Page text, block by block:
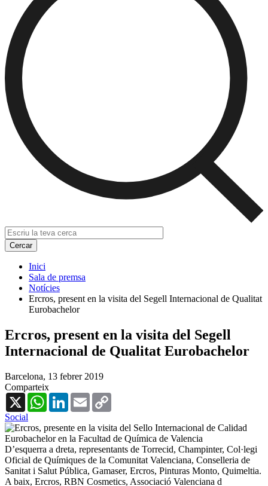
Inici
Sala de premsa
Notícies
Ercros, present en la visita del Segell Internacional de Qualitat
Eurobachelor
Ercros, present en la visita del Segell
Internacional de Qualitat Eurobachelor
Barcelona, 13 febrer 2019
Comparteix
X
WhatsAppLinkedInEmail
Social
D’esquerra a dreta, representants de Torrecid, Champinter, Col·legi
Oficial de Químiques de la Comunitat Valenciana, Conselleria de
Sanitat i Salut Pública, Gamaser, Ercros, Pinturas Monto, Quimeltia.
A baix, Ercros, RBN Cosmetics, Associació Valenciana d